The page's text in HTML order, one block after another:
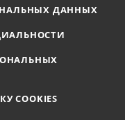
ДАННЫХ
COOKIES